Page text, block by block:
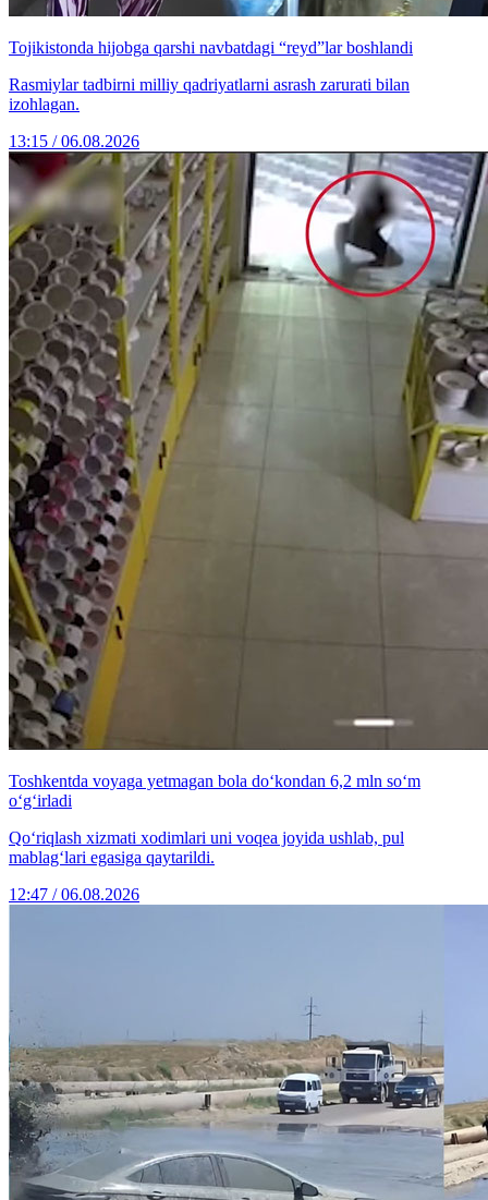
Tojikistonda hijobga qarshi navbatdagi “reyd”lar boshlandi
Rasmiylar tadbirni milliy qadriyatlarni asrash zarurati bilan
izohlagan.
13:15 / 06.08.2026
Toshkentda voyaga yetmagan bola do‘kondan 6,2 mln so‘m
o‘g‘irladi
Qo‘riqlash xizmati xodimlari uni voqea joyida ushlab, pul
mablag‘lari egasiga qaytarildi.
12:47 / 06.08.2026